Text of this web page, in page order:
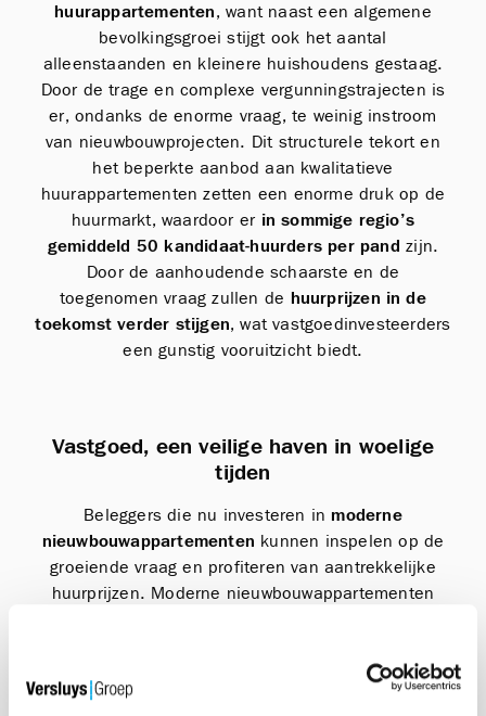
huurappartementen, want naast een algemene
bevolkingsgroei stijgt ook het aantal
alleenstaanden en kleinere huishoudens gestaag.
Door de trage en complexe vergunningstrajecten is
er, ondanks de enorme vraag, te weinig instroom
van nieuwbouwprojecten. Dit structurele tekort en
het beperkte aanbod aan kwalitatieve
huurappartementen zetten een enorme druk op de
huurmarkt, waardoor er in sommige regio’s
gemiddeld 50 kandidaat-huurders per pand zijn.
Door de aanhoudende schaarste en de
toegenomen vraag zullen de huurprijzen in de
toekomst verder stijgen, wat vastgoedinvesteerders
een gunstig vooruitzicht biedt.
Vastgoed, een veilige haven in woelige
tijden
Beleggers die nu investeren inmoderne
nieuwbouwappartementen kunnen inspelen op de
groeiende vraag en profiteren van aantrekkelijke
huurprijzen. Moderne nieuwbouwappartementen
aansprakelijkheid van de projectontwikkelaar en
een hogere aantrekkingskracht voor huurders die op